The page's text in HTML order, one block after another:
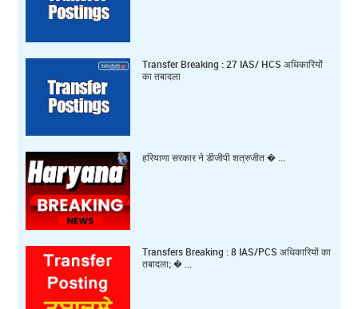
Transfer Breaking : 27 IAS/ HCS अधिकारियों
का तबादला
हरियाणा सरकार ने डीजीपी शत्रुजीत � ...
Transfers Breaking : 8 IAS/PCS अधिकारियों का
तबादला; � ...